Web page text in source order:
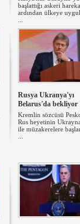
başlattığı askeri
ardından ülkeye
Rusya Ukranya'yı
Belarus'da bekliyor
Kremlin sözcüsü
Rus heyetinin
ile müzakerelere